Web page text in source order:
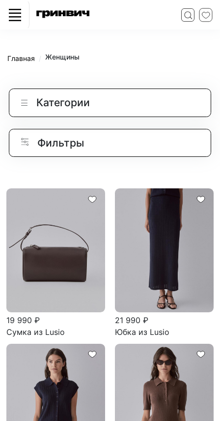
Главная Женщины
Категории
Фильтры
19 990 ₽
Сумка из Lusio
21 990 ₽
Юбка из Lusio